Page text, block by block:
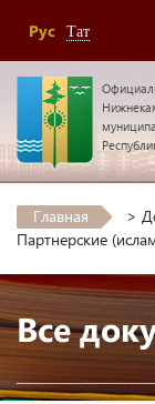
Рус Тат
Главная >
Партнерские
Все